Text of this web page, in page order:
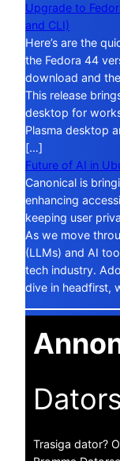
Upgrade to
and CLI)
Here’s are the
the Fedora 44
download and
This release
desktop for
Plasma desktop
[…]
Future of AI in
Canonical is
enhancing
keeping user
As we move
(LLMs) and AI
tech industry.
dive in headfirst,
Trasiga dator?